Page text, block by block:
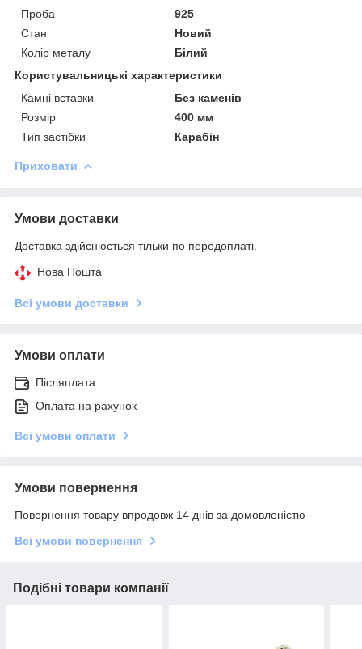
Проба
925
Стан
Новий
Колір металу
Білий
Користувальницькі характеристики
Камні вставки
Без каменів
Розмір
400 мм
Тип застібки
Карабін
Приховати
Умови доставки
Доставка здійснюється тільки по передоплаті.
Нова Пошта
Всі умови доставки
Умови оплати
Післяплата
Оплата на рахунок
Всі умови оплати
Умови повернення
Повернення товару впродовж 14 днів за домовленістю
Всі умови повернення
Подібні товари компанії